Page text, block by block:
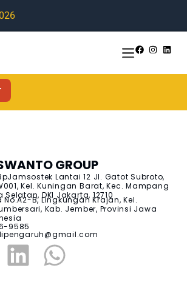
GROUP
Lantai 12 Jl. Gatot Subroto,
Kel. Kuningan Barat, Kec. Mampang
DKI Jakarta, 12710
No.A2-B, Lingkungan Krajan, Kel.
Kab. Jember, Provinsi Jawa
9585